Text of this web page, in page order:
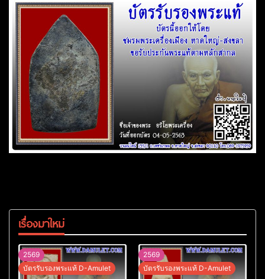
เรื่องมาใหม่
2569
บัตรรับรองพระแท้ D-Amulet
2569
บัตรรับรองพระแท้ D-Amulet